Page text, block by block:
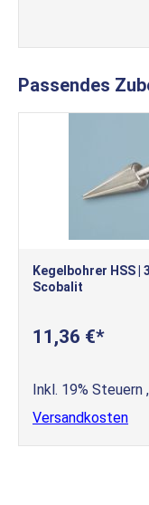
Passendes
Kegelbohrer HSS |
Scobalit
11,36 €
Inkl. 19% Steuern ,
Versandkosten